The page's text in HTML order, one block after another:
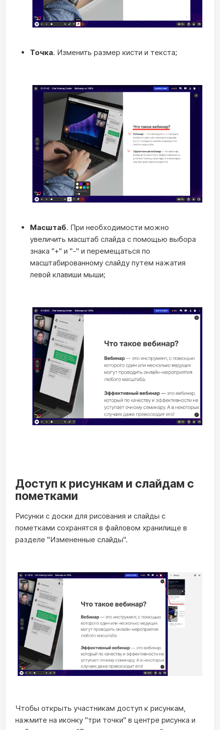
Точка. Изменить размер кисти и текста;
Масштаб. При необходимости можно
увеличить масштаб слайда с помощью выбора
знака "+" и "-" и перемещаться по
масштабированному слайду путем нажатия
левой клавиши мыши;
Доступ к рисункам и слайдам с
пометками
Рисунки с доски для рисования и слайды с
пометками сохранятся в файловом хранилище в
разделе "Измененные слайды".
Чтобы открыть участникам доступ к рисункам,
нажмите на иконку "три точки" в центре рисунка и